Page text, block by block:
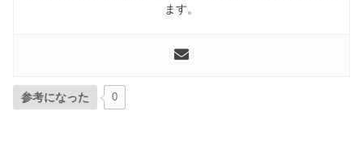
ます。
参考になった 0